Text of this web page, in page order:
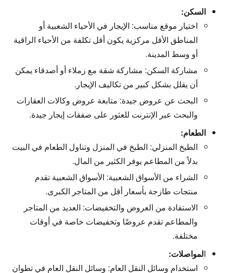
السكن:
اختيار موقع مناسب: الإيجار في الأحياء الشعبية أو
المناطق الأقل مركزية يكون أقل تكلفة من الأحياء الراقية
أو وسط المدينة.
مشاركة السكن: مشاركة شقة مع زملاء أو أصدقاء يمكن
أن يقلل بشكل كبير من تكاليف الإيجار.
البحث عن عروض جيدة: متابعة عروض وكالات العقارات
والبحث عبر الإنترنت للعثور على صفقات إيجار جيدة.
الطعام:
الطبخ المنزلي: الطبخ في المنزل وتناول الطعام في البيت
بدلاً من المطاعم يوفر الكثير من المال.
الشراء من الأسواق الشعبية: الأسواق الشعبية تقدم
منتجات طازجة بأسعار أقل من المتاجر الكبرى.
الاستفادة من العروض والتخفيضات: العديد من المتاجر
والمطاعم تقدم عروضًا وتخفيضات خاصة في أوقات
مختلفة.
المواصلات:
استخدام وسائل النقل العام: وسائل النقل العام في تطوان